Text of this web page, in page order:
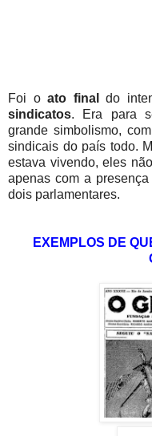
Foi oato final do
sindicatos. Era para
grande simbolismo,
sindicais do país todo.
estava vivendo, eles
apenas com a
dois parlamentares.
EXEMPLOS DE